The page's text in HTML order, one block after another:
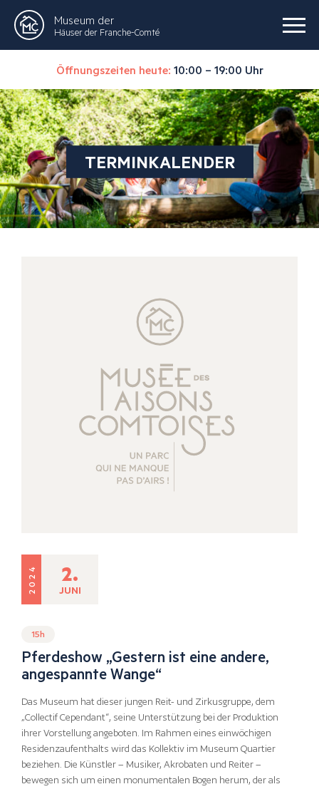
Museum der
Häuser der Franche-Comté
Öffnungszeiten heute: 10:00 – 19:00 Uhr
TERMINKALENDER
2024 2.
JUNI
15h
Pferdeshow „Gestern ist eine andere,
angespannte Wange“
Das Museum hat dieser jungen Reit- und Zirkusgruppe, dem
„Collectif Cependant“, seine Unterstützung bei der Produktion
ihrer Vorstellung angeboten. Im Rahmen eines einwöchigen
Residenzaufenthalts wird das Kollektiv im Museum Quartier
beziehen. Die Künstler – Musiker, Akrobaten und Reiter –
bewegen sich um einen monumentalen Bogen herum, der als